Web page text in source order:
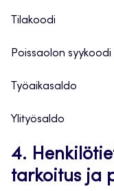
Tilakoodi
Poissaolon syykoodi
Työaikasaldo
Ylityösaldo
4.
tarkoitus ja